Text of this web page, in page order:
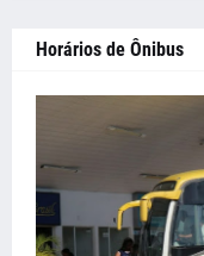
Horários de Ônibus